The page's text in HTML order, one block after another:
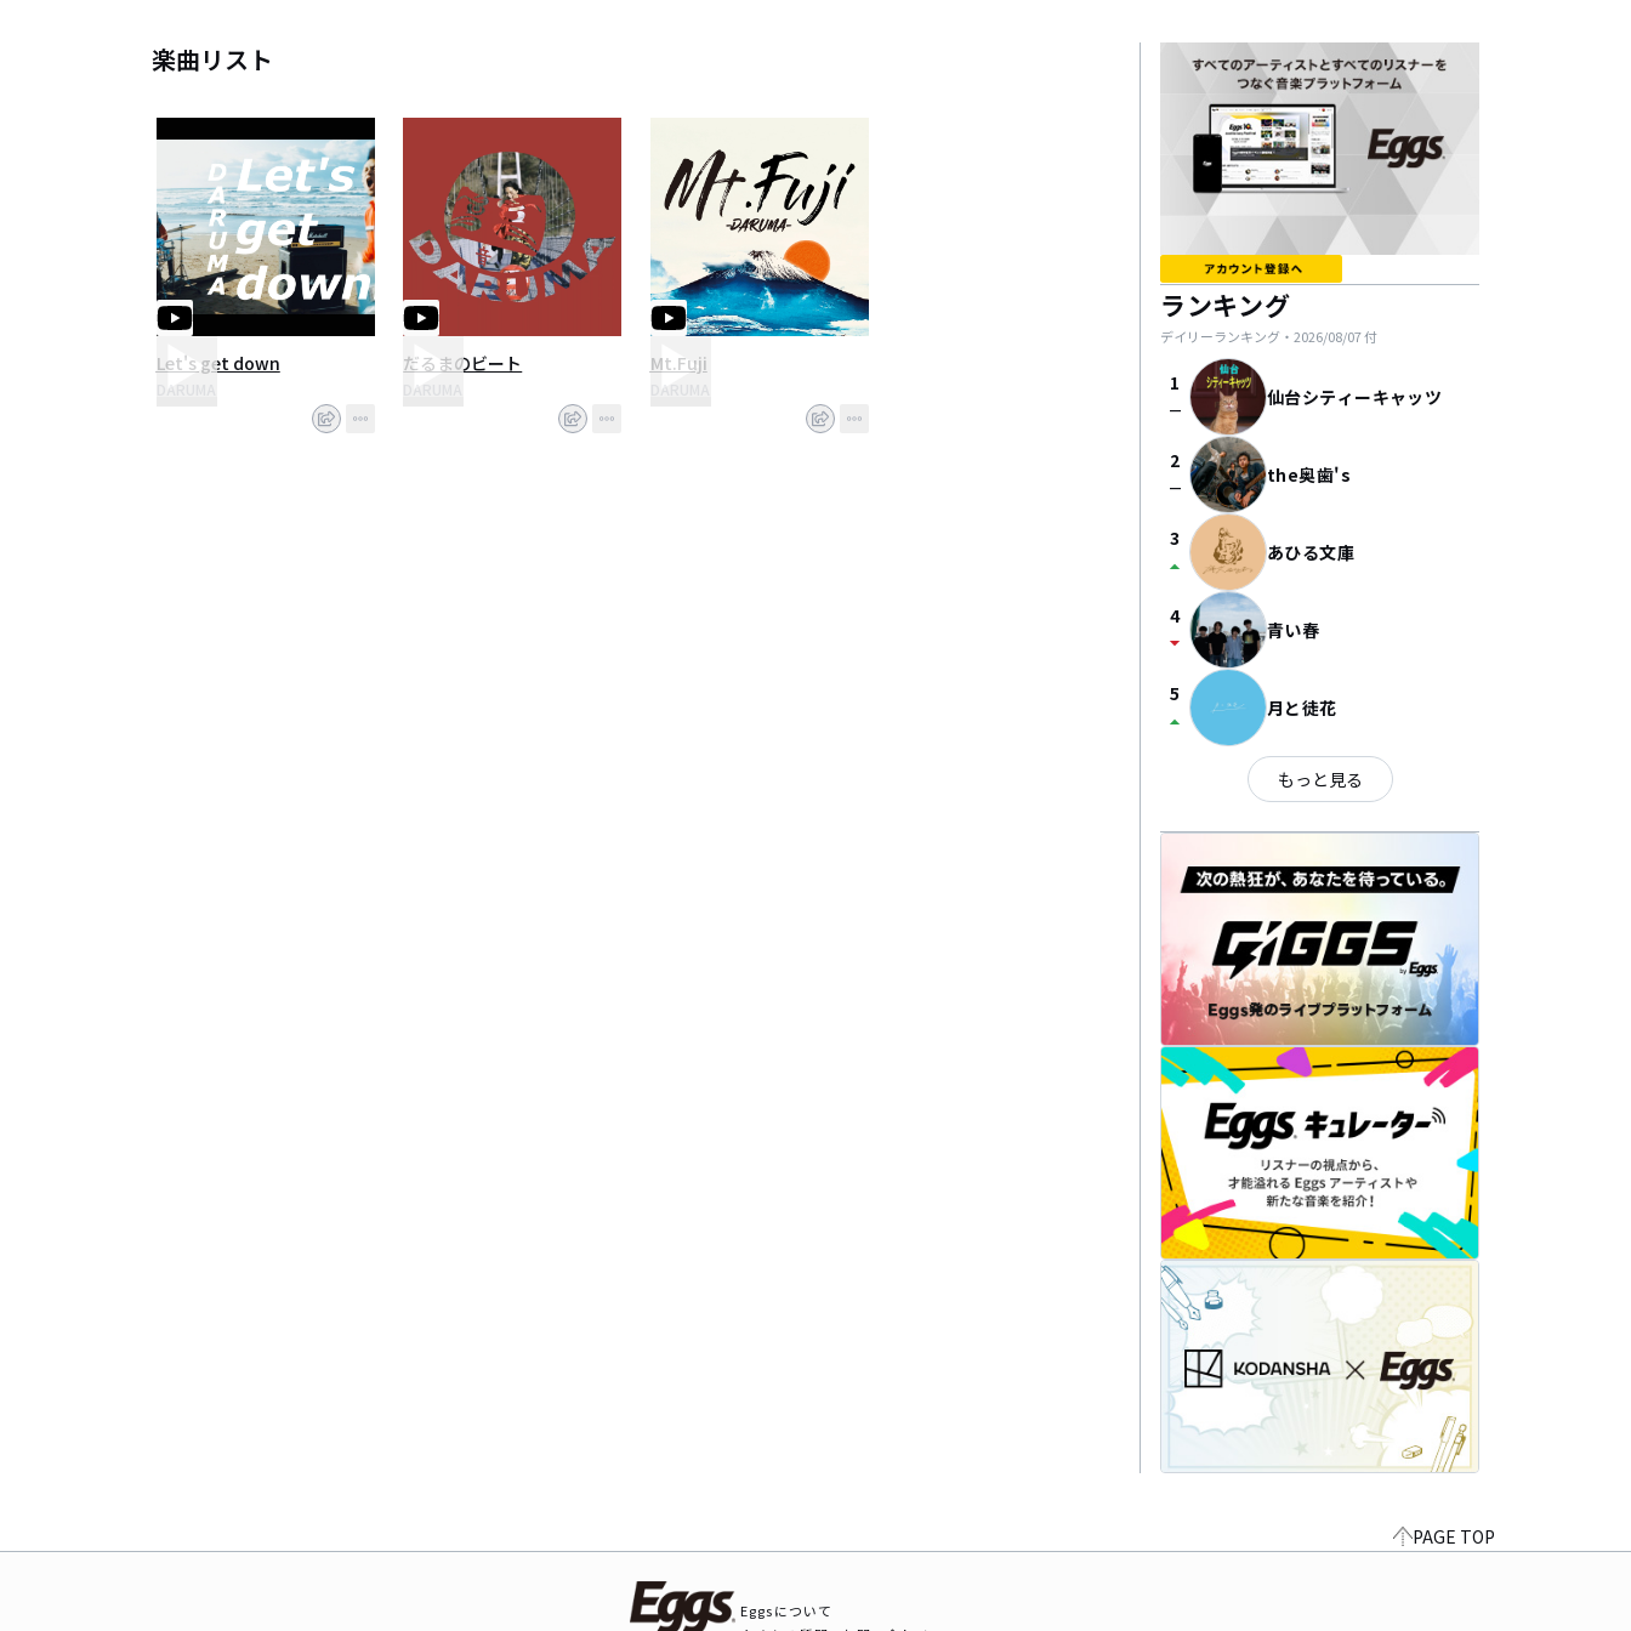
楽曲リスト
Let's get down
DARUMA
だるまのビート
DARUMA
Mt.Fuji
DARUMA
ランキング
デイリーランキング・ 2026/08/07付
1
check_indeterminate_small 仙台シティーキャッツ
2
check_indeterminate_small the奥歯's
3
arrow_drop_up あひる文庫
4
arrow_drop_down 青い春
5
arrow_drop_up 月と徒花
もっと見る
PAGE TOP
Eggsについて